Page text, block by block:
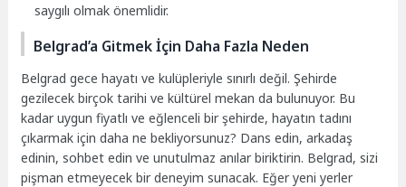
saygılı olmak önemlidir.
Belgrad’a Gitmek İçin Daha Fazla Neden
Belgrad gece hayatı ve kulüpleriyle sınırlı değil. Şehirde
gezilecek birçok tarihi ve kültürel mekan da bulunuyor. Bu
kadar uygun fiyatlı ve eğlenceli bir şehirde, hayatın tadını
çıkarmak için daha ne bekliyorsunuz? Dans edin, arkadaş
edinin, sohbet edin ve unutulmaz anılar biriktirin. Belgrad, sizi
pişman etmeyecek bir deneyim sunacak. Eğer yeni yerler